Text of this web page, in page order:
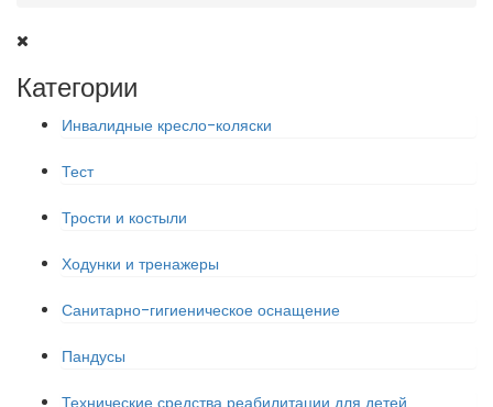
Категории
Инвалидные кресло-коляски
Тест
Трости и костыли
Ходунки и тренажеры
Санитарно-гигиеническое оснащение
Пандусы
Технические средства реабилитации для детей